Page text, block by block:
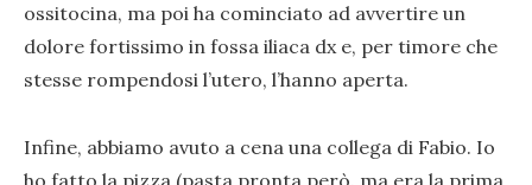
ossitocina, ma poi ha cominciato ad avvertire un
dolore fortissimo in fossa iliaca dx e, per timore che
stesse rompendosi l’utero, l’hanno aperta.
Infine, abbiamo avuto a cena una collega di Fabio. Io